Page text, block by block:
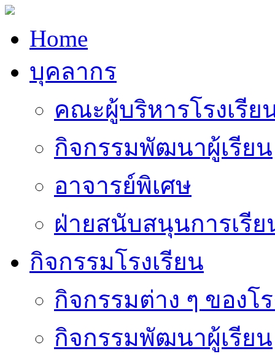
Home
บุคลากร
คณะผู้บริหารโรงเรีย
กิจกรรมพัฒนาผู้เรียน
อาจารย์พิเศษ
ฝ่ายสนับสนุนการเรี
กิจกรรมโรงเรียน
กิจกรรมต่าง ๆ ของโ
กิจกรรมพัฒนาผู้เรียน